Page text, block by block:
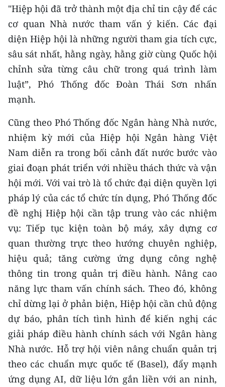
"Hiệp hội đã trở thành một địa chỉ tin cậy để các
cơ quan Nhà nước tham vấn ý kiến. Các đại
diện Hiệp hội là những người tham gia tích cực,
sâu sát nhất, hằng ngày, hằng giờ cùng Quốc hội
chỉnh sửa từng câu chữ trong quá trình làm
luật”, Phó Thống đốc Đoàn Thái Sơn nhấn
mạnh.
Cũng theo Phó Thống đốc Ngân hàng Nhà nước,
nhiệm kỳ mới của Hiệp hội Ngân hàng Việt
Nam diễn ra trong bối cảnh đất nước bước vào
giai đoạn phát triển với nhiều thách thức và vận
hội mới. Với vai trò là tổ chức đại diện quyền lợi
pháp lý của các tổ chức tín dụng, Phó Thống đốc
đề nghị Hiệp hội cần tập trung vào các nhiệm
vụ: Tiếp tục kiện toàn bộ máy, xây dựng cơ
quan thường trực theo hướng chuyên nghiệp,
hiệu quả; tăng cường ứng dụng công nghệ
thông tin trong quản trị điều hành. Nâng cao
năng lực tham vấn chính sách. Theo đó, không
chỉ dừng lại ở phản biện, Hiệp hội cần chủ động
dự báo, phân tích tình hình để kiến nghị các
giải pháp điều hành chính sách với Ngân hàng
Nhà nước. Hỗ trợ hội viên nâng chuẩn quản trị
theo các chuẩn mực quốc tế (Basel), đẩy mạnh
ứng dụng AI, dữ liệu lớn gắn liền với an ninh,